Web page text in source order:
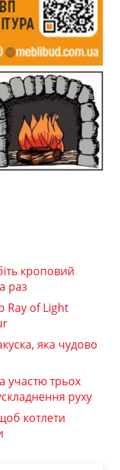
кроповий
раз
Ray of Light
яка чудово
участю трьох
руху
котлети